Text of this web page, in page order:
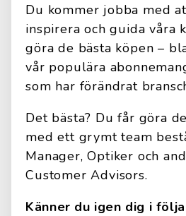
Du kommer jobba med
inspirera och guida våra
göra de bästa köpen –
vår populära
som har förändrat
Det bästa? Du får göra
med ett grymt team
Manager, Optiker och
Customer Advisors.
Känner du igen dig i